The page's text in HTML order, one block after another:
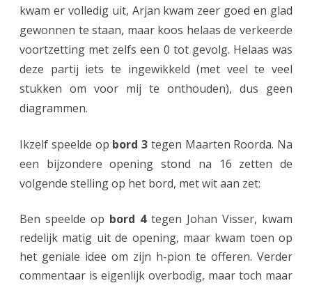
kwam er volledig uit, Arjan kwam zeer goed en glad
gewonnen te staan, maar koos helaas de verkeerde
voortzetting met zelfs een 0 tot gevolg. Helaas was
deze partij iets te ingewikkeld (met veel te veel
stukken om voor mij te onthouden), dus geen
diagrammen.
Ikzelf speelde op bord 3 tegen Maarten Roorda. Na
een bijzondere opening stond na 16 zetten de
volgende stelling op het bord, met wit aan zet:
Ben speelde op bord 4tegen Johan Visser, kwam
redelijk matig uit de opening, maar kwam toen op
het geniale idee om zijn h-pion te offeren. Verder
commentaar is eigenlijk overbodig, maar toch maar